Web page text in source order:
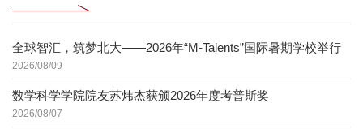
全球智汇，筑梦北大——2026年“M-Talents”国际暑期学校举行
2026/08/09
数学科学学院院友苏炜杰获颁2026年度考普斯奖
2026/08/07